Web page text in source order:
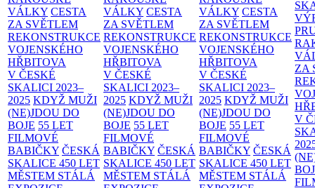
VÁLKY CESTA
ZA SVĚTLEM
REKONSTRUKCE
VOJENSKÉHO
HŘBITOVA
V ČESKÉ
SKALICI 2023–
2025 KDYŽ MUŽI
(NE)JDOU DO
BOJE 55 LET
FILMOVÉ
BABIČKY ČESKÁ
SKALICE 450 LET
MĚSTEM STÁLÁ
VÁLKY CESTA
ZA SVĚTLEM
REKONSTRUKCE
VOJENSKÉHO
HŘBITOVA
V ČESKÉ
SKALICI 2023–
2025 KDYŽ MUŽI
(NE)JDOU DO
BOJE 55 LET
FILMOVÉ
BABIČKY ČESKÁ
SKALICE 450 LET
MĚSTEM STÁLÁ
VÁLKY CESTA
ZA SVĚTLEM
REKONSTRUKCE
VOJENSKÉHO
HŘBITOVA
V ČESKÉ
SKALICI 2023–
2025 KDYŽ MUŽI
(NE)JDOU DO
BOJE 55 LET
FILMOVÉ
BABIČKY ČESKÁ
SKALICE 450 LET
MĚSTEM STÁLÁ
ZA
V